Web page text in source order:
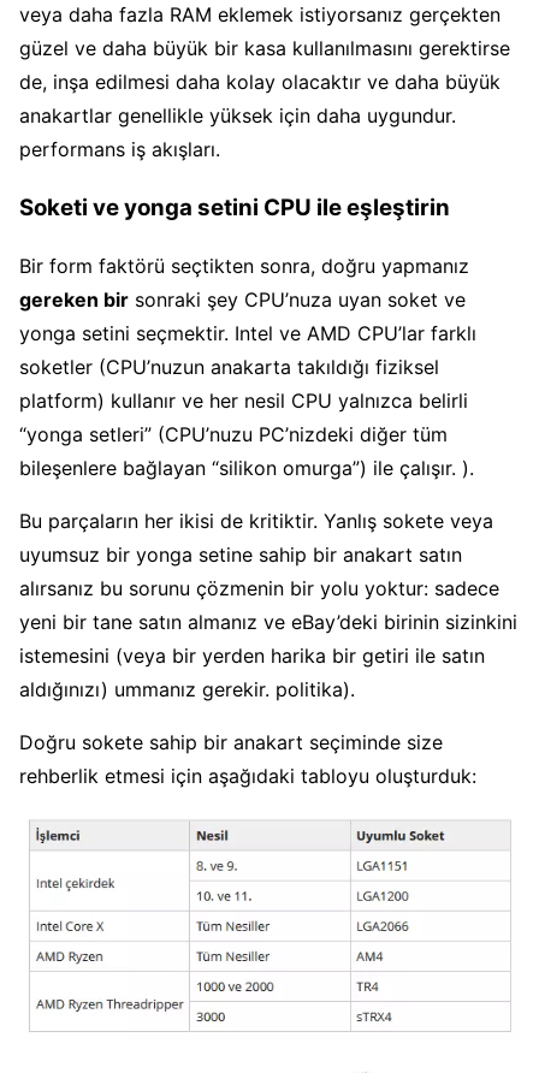
veya daha fazla RAM eklemek istiyorsanız gerçekten
güzel ve daha büyük bir kasa kullanılmasını gerektirse
de, inşa edilmesi daha kolay olacaktır ve daha büyük
anakartlar genellikle yüksek için daha uygundur.
performans iş akışları.
Soketi ve yonga setini CPU ile eşleştirin
Bir form faktörü seçtikten sonra, doğru yapmanız
gereken bir sonraki şey CPU’nuza uyan soket ve
yonga setini seçmektir. Intel ve AMD CPU’lar farklı
soketler (CPU’nuzun anakarta takıldığı fiziksel
platform) kullanır ve her nesil CPU yalnızca belirli
“yonga setleri” (CPU’nuzu PC’nizdeki diğer tüm
bileşenlere bağlayan “silikon omurga”) ile çalışır. ).
Bu parçaların her ikisi de kritiktir. Yanlış sokete veya
uyumsuz bir yonga setine sahip bir anakart satın
alırsanız bu sorunu çözmenin bir yolu yoktur: sadece
yeni bir tane satın almanız ve eBay’deki birinin sizinkini
istemesini (veya bir yerden harika bir getiri ile satın
aldığınızı) ummanız gerekir. politika).
Doğru sokete sahip bir anakart seçiminde size
rehberlik etmesi için aşağıdaki tabloyu oluşturduk: